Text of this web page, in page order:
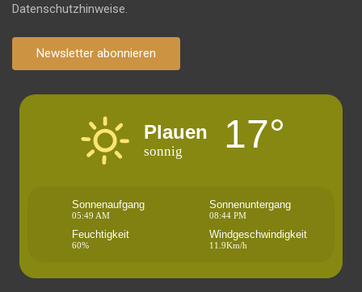
Datenschutzhinweise.
Newsletter abonnieren
Plauen
sonnig 17°
Sonnenaufgang
05:49 AM
Sonnenuntergang
08:44 PM
Feuchtigkeit
60%
Windgeschwindigkeit
11.9Km/h